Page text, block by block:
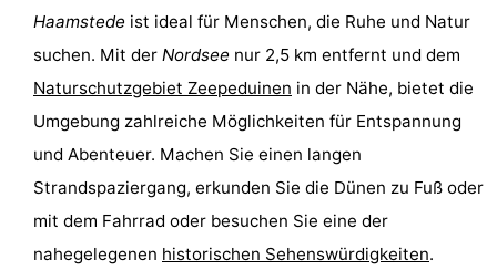
Minigolfplätze
Wellness-
Städte
Natur
Führungen
Sport
Haamstede ist ideal für Menschen, die Ruhe und Natur
suchen. Mit der Nordsee nur 2,5 km entfernt und dem
Naturschutzgebiet Zeepeduinen in der Nähe, bietet die
Umgebung zahlreiche Möglichkeiten für Entspannung
und Abenteuer. Machen Sie einen langen
Strandspaziergang, erkunden Sie die Dünen zu Fuß oder
mit dem Fahrrad oder besuchen Sie eine der
nahegelegenen historischen Sehenswürdigkeiten.